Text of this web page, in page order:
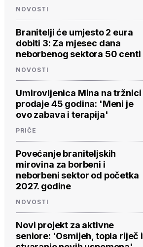
NOVOSTI
Branitelji će umjesto 2 eura
dobiti 3: Za mjesec dana
neborbenog sektora 50 centi
NOVOSTI
Umirovljenica Mina na tržnici
prodaje 45 godina: 'Meni je
ovo zabava i terapija'
PRIČE
Povećanje braniteljskih
mirovina za borbeni i
neborbeni sektor od početka
2027. godine
NOVOSTI
Novi projekt za aktivne
seniore: 'Osmijeh, topla riječ i